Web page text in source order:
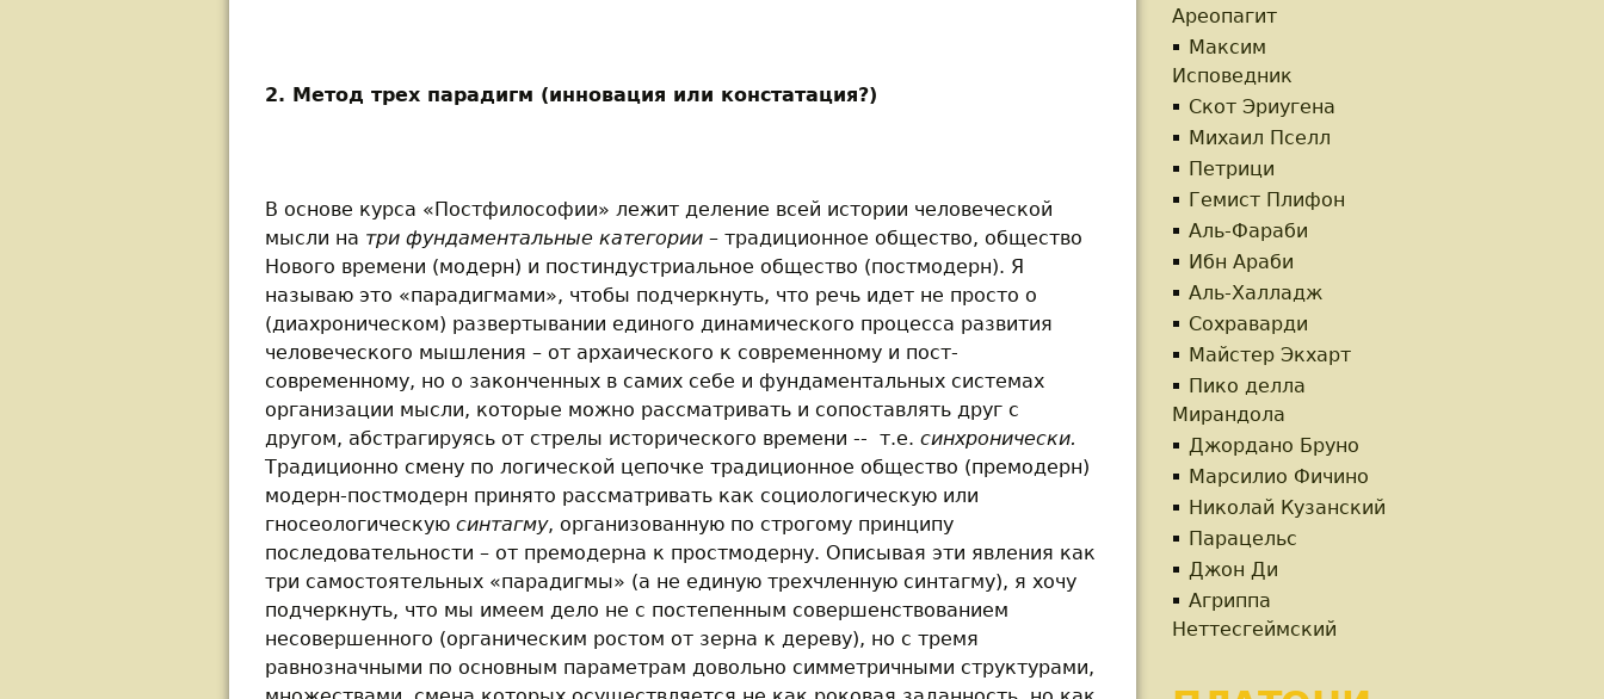
2. Метод трех парадигм (инновация или констатация?)
В основе курса «Постфилософии» лежит деление всей истории человеческой
мысли на три фундаментальные категории – традиционное общество, общество
Нового времени (модерн) и постиндустриальное общество (постмодерн). Я
называю это «парадигмами», чтобы подчеркнуть, что речь идет не просто о
(диахроническом) развертывании единого динамического процесса развития
человеческого мышления – от архаического к современному и пост-
современному, но о законченных в самих себе и фундаментальных системах
организации мысли, которые можно рассматривать и сопоставлять друг с
другом, абстрагируясь от стрелы исторического времени -- т.е. синхронически.
Традиционно смену по логической цепочке традиционное общество (премодерн)
модерн-постмодерн принято рассматривать как социологическую или
гносеологическую синтагму, организованную по строгому принципу
последовательности – от премодерна к простмодерну. Описывая эти явления как
три самостоятельных «парадигмы» (а не единую трехчленную синтагму), я хочу
подчеркнуть, что мы имеем дело не с постепенным совершенствованием
несовершенного (органическим ростом от зерна к дереву), но с тремя
равнозначными по основным параметрам довольно симметричными структурами,
Ареопагит
Максим
Исповедник
Скот Эриугена
Михаил Пселл
Петрици
Гемист Плифон
Аль-Фараби
Ибн Араби
Аль-Халладж
Сохраварди
Майстер Экхарт
Пико делла
Мирандола
Джордано Бруно
Марсилио Фичино
Николай Кузанский
Парацельс
Джон Ди
Агриппа
Неттесгеймский